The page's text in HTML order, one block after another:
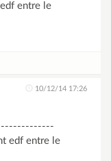
entre le
10/12/14 17:26
edf entre le